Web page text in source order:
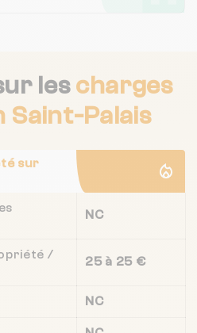
lescharges
Saint-Palais
sur
NC
/
25 à 25 €
NC